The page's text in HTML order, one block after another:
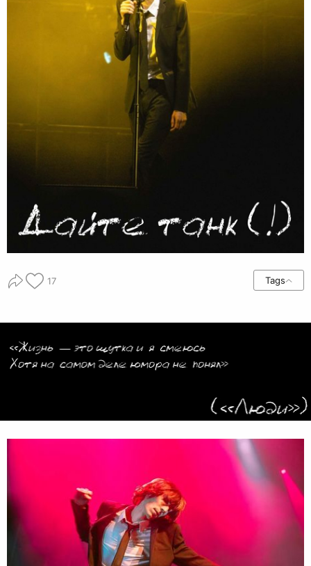
17 Tags